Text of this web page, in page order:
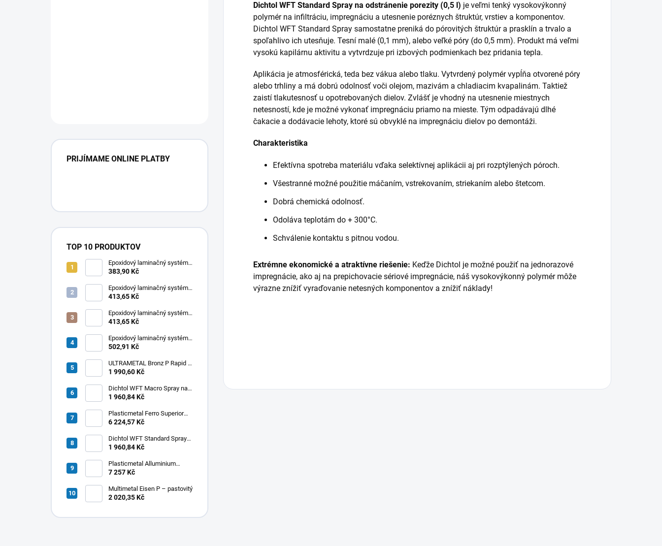
PRIJÍMAME ONLINE PLATBY
TOP 10 PRODUKTOV
Epoxidový laminačný systém
LETOXIT® PR102 + EM420
383,90 Kč
Epoxidový laminačný systém
LETOXIT® PR220 + EM315
413,65 Kč
Epoxidový laminačný systém
LETOXIT® PR102 + EM263
413,65 Kč
Epoxidový laminačný systém
LETOXIT® PR220 + EM316
502,91 Kč
ULTRAMETAL Bronz P Rapid -
pastovitý
1 990,60 Kč
Dichtol WFT Macro Spray na
odstránenie porozity
1 960,84 Kč
Plasticmetal Ferro Superior
hell Pulver - liatina
6 224,57 Kč
Dichtol WFT Standard Spray
na odstránenie porezity
1 960,84 Kč
Plasticmetal Alluminium
Superior Pulver - hliník
7 257 Kč
Multimetal Eisen P – pastovitý
2 020,35 Kč
Dichtol WFT Standard Spray na odstránenie porezity (0,5 l) je veľmi tenký vysokovýkonný
polymér na infiltráciu, impregnáciu a utesnenie poréznych štruktúr, vrstiev a komponentov.
Dichtol WFT Standard Spray samostatne preniká do pórovitých štruktúr a prasklín a trvalo a
spoľahlivo ich utesňuje. Tesní malé (0,1 mm), alebo veľké póry (do 0,5 mm). Produkt má veľmi
vysokú kapilárnu aktivitu a vytvrdzuje pri izbových podmienkach bez pridania tepla.
Aplikácia je atmosférická, teda bez vákua alebo tlaku. Vytvrdený polymér vypĺňa otvorené póry
alebo trhliny a má dobrú odolnosť voči olejom, mazivám a chladiacim kvapalinám. Taktiež
zaistí tlakutesnosť u opotrebovaných dielov. Zvlášť je vhodný na utesnenie miestnych
netesností, kde je možné vykonať impregnáciu priamo na mieste. Tým odpadávajú dlhé
čakacie a dodávacie lehoty, ktoré sú obvyklé na impregnáciu dielov po demontáži.
Charakteristika
Efektívna spotreba materiálu vďaka selektívnej aplikácii aj pri rozptýlených póroch.
Všestranné možné použitie máčaním, vstrekovaním, striekaním alebo štetcom.
Dobrá chemická odolnosť.
Odoláva teplotám do + 300°C.
Schválenie kontaktu s pitnou vodou.
Extrémne ekonomické a atraktívne riešenie: Keďže Dichtol je možné použiť na jednorazové
impregnácie, ako aj na prepichovacie sériové impregnácie, náš vysokovýkonný polymér môže
výrazne znížiť vyraďovanie netesných komponentov a znížiť náklady!